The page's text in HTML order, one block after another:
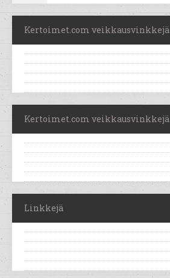
Kertoimet.com veikkausvinkkejä
Kertoimet.com veikkausvinkkejä
Linkkejä